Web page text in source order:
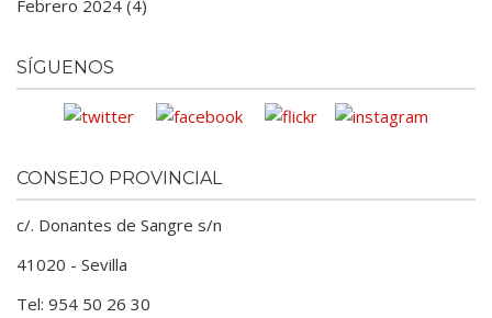
Febrero 2024 (4)
SÍGUENOS
CONSEJO PROVINCIAL
c/. Donantes de Sangre s/n
41020 - Sevilla
Tel: 954 50 26 30